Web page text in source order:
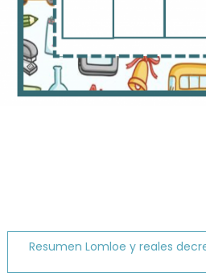
Resumen Lomloe y reales